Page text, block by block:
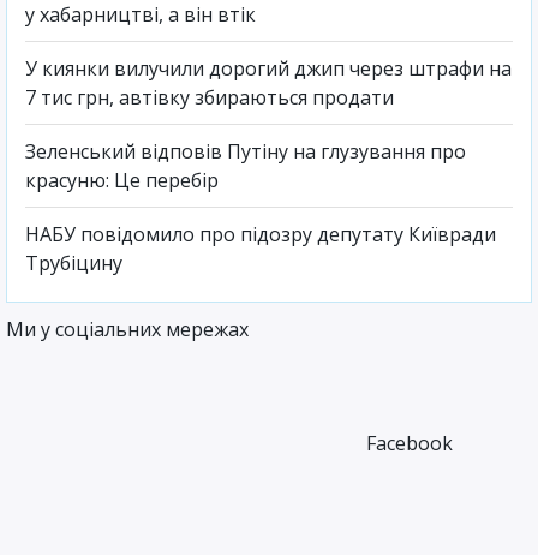
у хабарництві, а він втік
У киянки вилучили дорогий джип через штрафи на
7 тис грн, автівку збираються продати
Зеленський відповів Путіну на глузування про
красуню: Це перебір
НАБУ повідомило про підозру депутату Київради
Трубіцину
Ми у соціальних мережах
Facebook